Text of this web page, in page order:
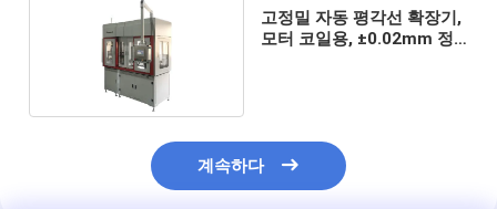
고정밀 자동 평각선 확장기,
모터 코일용, ±0.02mm 정
계속하다